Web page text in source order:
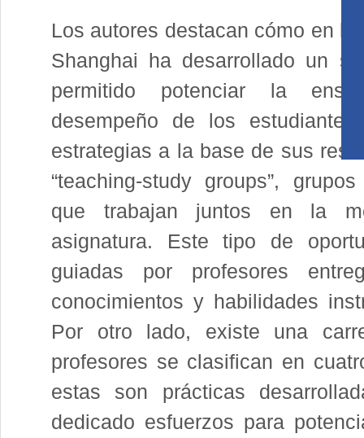
Los autores destacan cómo en
Shanghai ha desarrollado un
permitido potenciar la
desempeño de los
estrategias a la base de sus
“teaching-study groups”,
que trabajan juntos en la
asignatura. Este tipo de
guiadas por profesores
conocimientos y habilidades
Por otro lado, existe una
profesores se clasifican en
estas son prácticas
dedicado esfuerzos para